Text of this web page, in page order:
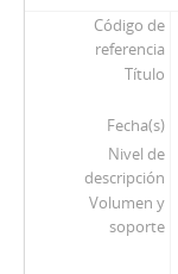
Código de
referencia
Título
Fecha(s)
Nivel de
descripción
Volumen y
soporte